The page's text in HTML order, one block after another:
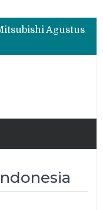
Bukan Cuma Layar 14,6 Inci, Ini Fitur Pintar Changan Nevo Q05 yang Dibanderol Rp309 Juta
Promo Servis Mitsubishi Agustus 2026, Ada Diskon ESP dan Bodi & Cat Kilau Merdeka
Bukan Cuma Layar 14,6 Inci, Ini Fitur Pintar Changan Nevo Q05 yang Dibanderol Rp309 Juta